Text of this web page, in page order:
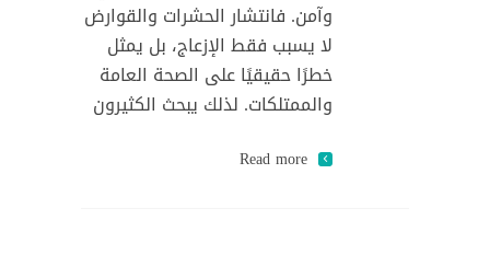
وآمن. فانتشار الحشرات والقوارض
لا يسبب فقط الإزعاج، بل يمثل
خطرًا حقيقيًا على الصحة العامة
والممتلكات. لذلك يبحث الكثيرون
Read more